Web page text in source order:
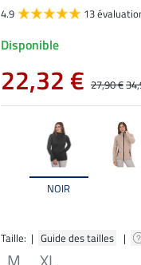
NOIR
Taille: | Guide des tailles |
4.9
13
Disponible
22,32 € 27,90 €